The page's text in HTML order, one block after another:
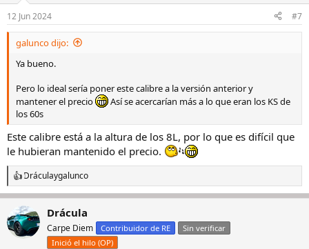
12 Jun 2024 #7
galunco dijo:
Ya bueno.
Pero lo ideal sería poner este calibre a la versión anterior y
mantener el precio
Así se acercarían más a lo que eran los KS de
los 60s
Este calibre está a la altura de los 8L, por lo que es difícil que
le hubieran mantenido el precio.
R
e
c
c
i
Dráculaygalunco
Drácula
Carpe Diem Contribuidor de RE
Sin verificar
Inició el hilo (OP)